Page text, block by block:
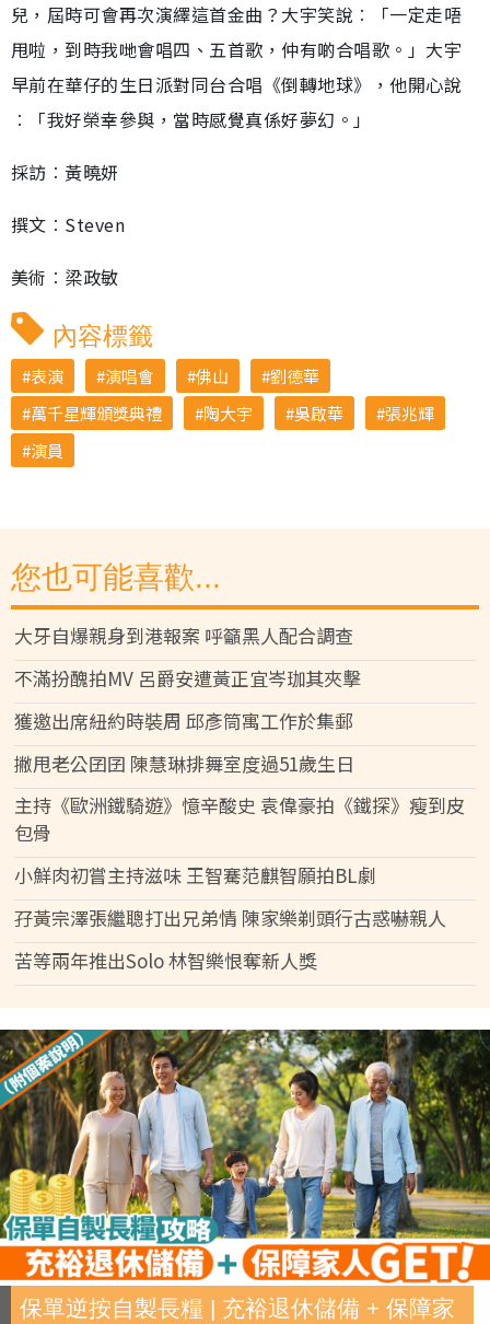
兒，屆時可會再次演繹這首金曲？大宇笑說︰「一定走唔
甩啦，到時我哋會唱四、五首歌，仲有啲合唱歌。」大宇
早前在華仔的生日派對同台合唱《倒轉地球》，他開心說
︰「我好榮幸參與，當時感覺真係好夢幻。」
採訪︰黃曉妍
撰文︰Steven
美術︰梁政敏
內容標籤
表演 演唱會 佛山
劉德華
萬千星輝頒獎典禮
陶大宇 吳啟華
張兆輝
演員
您也可能喜歡...
大牙自爆親身到港報案 呼籲黑人配合調查
不滿扮醜拍MV 呂爵安遭黃正宜岑珈其夾擊
獲邀出席紐約時裝周 邱彥筒寓工作於集郵
撇甩老公囝囝 陳慧琳排舞室度過51歲生日
主持《歐洲鐵騎遊》憶辛酸史 袁偉豪拍《鐵探》瘦到皮
包骨
小鮮肉初嘗主持滋味 王智騫范麒智願拍BL劇
孖黃宗澤張繼聰打出兄弟情 陳家樂剃頭行古惑嚇親人
苦等兩年推出Solo 林智樂恨奪新人獎
保單逆按自製長糧 | 充裕退休儲備 + 保障家